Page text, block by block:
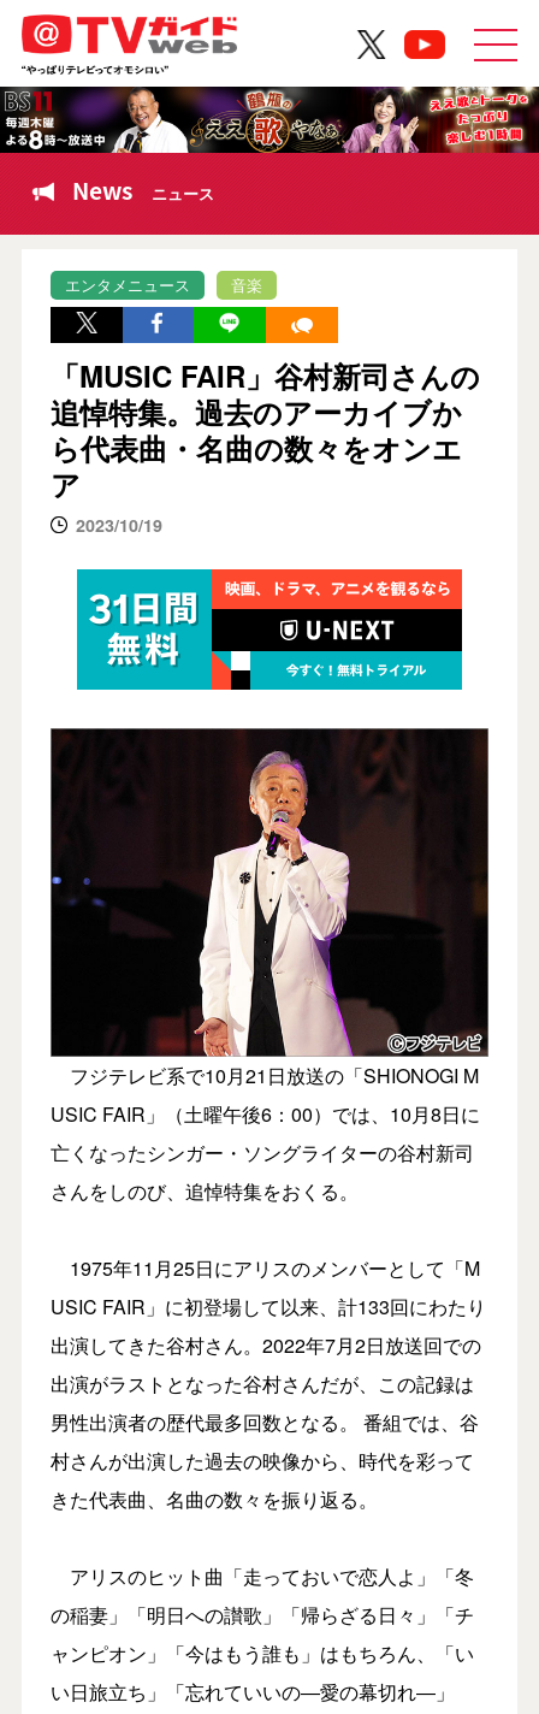
News ニュース
エンタメニュース 音楽
「MUSIC FAIR」谷村新司さんの
追悼特集。過去のアーカイブか
ら代表曲・名曲の数々をオンエ
ア
2023/10/19
フジテレビ系で10月21日放送の「SHIONOGI M
USIC FAIR」（土曜午後6：00）では、10月8日に
亡くなったシンガー・ソングライターの谷村新司
さんをしのび、追悼特集をおくる。
1975年11月25日にアリスのメンバーとして「M
USIC FAIR」に初登場して以来、計133回にわたり
出演してきた谷村さん。2022年7月2日放送回での
出演がラストとなった谷村さんだが、この記録は
男性出演者の歴代最多回数となる。 番組では、谷
村さんが出演した過去の映像から、時代を彩って
きた代表曲、名曲の数々を振り返る。
アリスのヒット曲「走っておいで恋人よ」「冬
の稲妻」「明日への讃歌」「帰らざる日々」「チ
ャンピオン」「今はもう誰も」はもちろん、「い
い日旅立ち」「忘れていいの―愛の幕切れ―」